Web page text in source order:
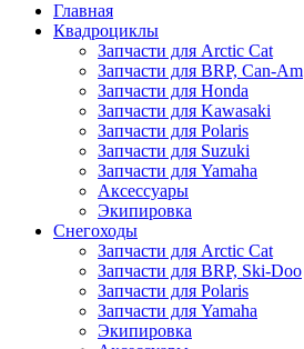
Главная
Квадроциклы
Запчасти для Arctic Cat
Запчасти для BRP, Can-Am
Запчасти для Honda
Запчасти для Kawasaki
Запчасти для Polaris
Запчасти для Suzuki
Запчасти для Yamaha
Аксессуары
Экипировка
Снегоходы
Запчасти для Arctic Cat
Запчасти для BRP, Ski-Doo
Запчасти для Polaris
Запчасти для Yamaha
Экипировка